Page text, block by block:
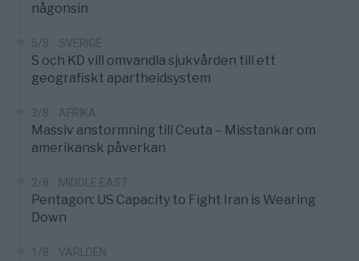
någonsin
5/8 SVERIGE
S och KD vill omvandla sjukvården till ett
geografiskt apartheidsystem
3/8 AFRIKA
Massiv anstormning till Ceuta – Misstankar om
amerikansk påverkan
2/8 MIDDLE EAST
Pentagon: US Capacity to Fight Iran is Wearing
Down
1/8 VÄRLDEN